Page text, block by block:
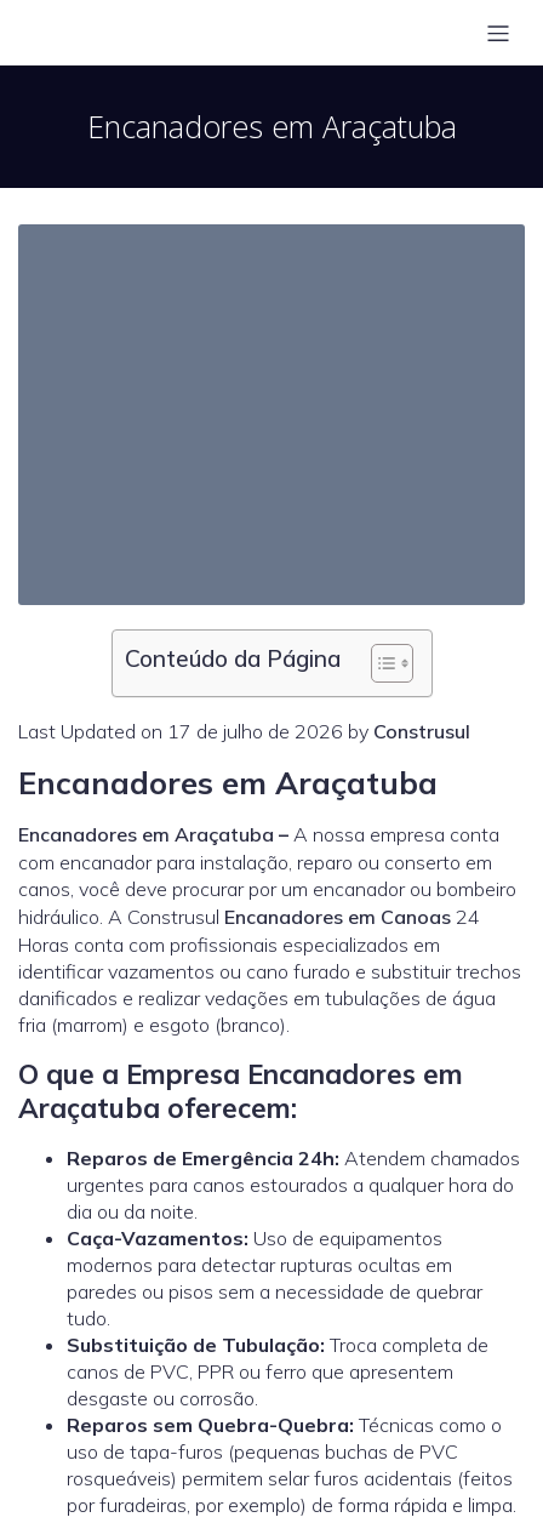
Encanadores em Araçatuba
Conteúdo da Página
Last Updated on 17 de julho de 2026 by Construsul
Encanadores em Araçatuba
Encanadores em Araçatuba – A nossa empresa conta
com encanador para instalação, reparo ou conserto em
canos, você deve procurar por um encanador ou bombeiro
hidráulico. A Construsul Encanadores em Canoas 24
Horas conta com profissionais especializados em
identificar vazamentos ou cano furado e substituir trechos
danificados e realizar vedações em tubulações de água
fria (marrom) e esgoto (branco).
O que a Empresa Encanadores em
Araçatuba oferecem:
Reparos de Emergência 24h: Atendem chamados
urgentes para canos estourados a qualquer hora do
dia ou da noite.
Caça-Vazamentos: Uso de equipamentos
modernos para detectar rupturas ocultas em
paredes ou pisos sem a necessidade de quebrar
tudo.
Substituição de Tubulação: Troca completa de
canos de PVC, PPR ou ferro que apresentem
desgaste ou corrosão.
Reparos sem Quebra-Quebra: Técnicas como o
uso de tapa-furos (pequenas buchas de PVC
rosqueáveis) permitem selar furos acidentais (feitos
por furadeiras, por exemplo) de forma rápida e limpa.